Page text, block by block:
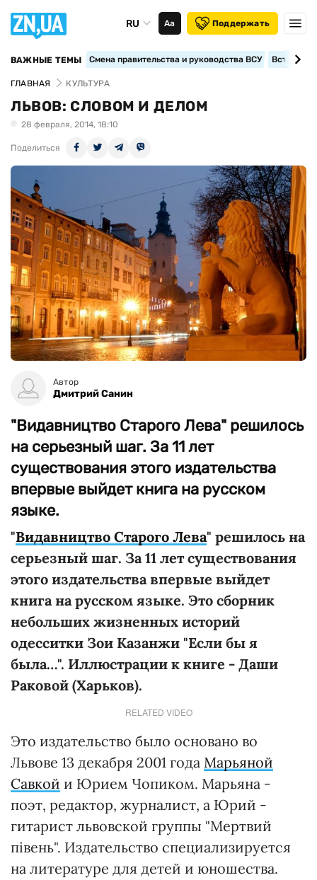
RU Аа Поддержать
ВАЖНЫЕ ТЕМЫ Смена правительства и руководства ВСУ
ГЛАВНАЯ КУЛЬТУРА
ЛЬВОВ: СЛОВОМ И ДЕЛОМ
28 февраля, 2014, 18:10
Поделиться
Автор
Дмитрий Санин
"Видавництво Старого Лева" решилось
на серьезный шаг. За 11 лет
существования этого издательства
впервые выйдет книга на русском
языке.
"Видавництво Старого Лева" решилось на
серьезный шаг. За 11 лет существования
этого издательства впервые выйдет
книга на русском языке. Это сборник
небольших жизненных историй
одесситки Зои Казанжи "Если бы я
была…". Иллюстрации к книге - Даши
Раковой (Харьков).
RELATED VIDEO
Это издательство было основано во
Львове 13 декабря 2001 года Марьяной
Савкой и Юрием Чопиком. Марьяна -
поэт, редактор, журналист, а Юрий -
гитарист львовской группы "Мертвий
півень". Издательство специализируется
на литературе для детей и юношества.